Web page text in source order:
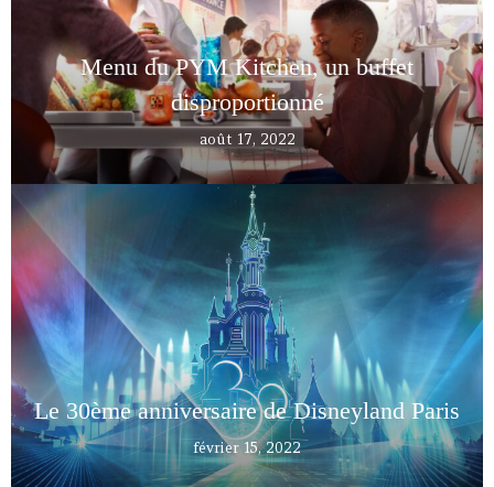
Menu du PYM Kitchen, un buffet
disproportionné
août 17, 2022
Le 30ème anniversaire de Disneyland Paris
février 15, 2022